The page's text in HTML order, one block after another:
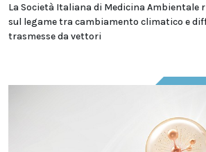
La Società Italiana di Medicina Ambientale
sul legame tra cambiamento climatico e
trasmesse da vettori